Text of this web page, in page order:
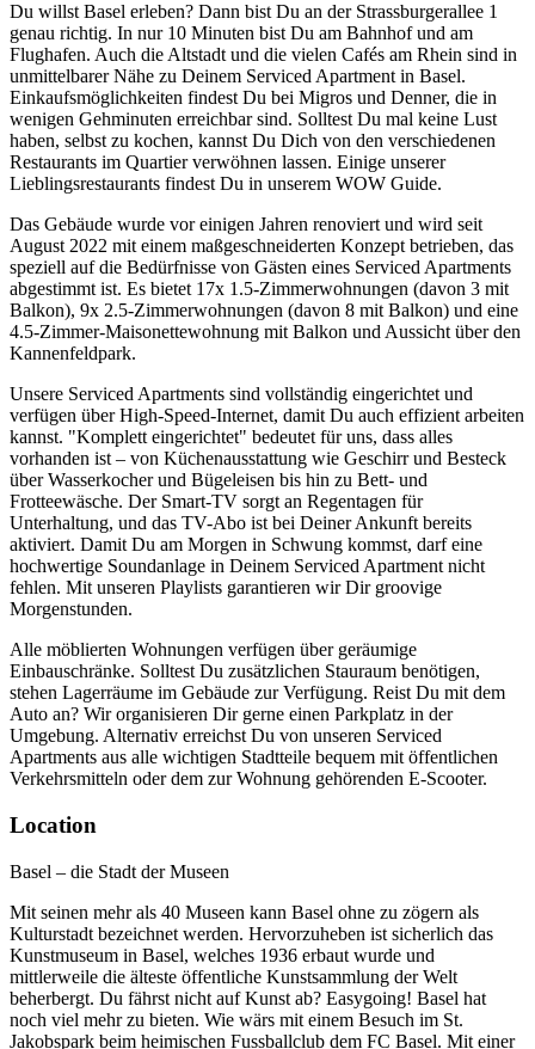
Du willst Basel erleben? Dann bist Du an der Strassburgerallee 1
genau richtig. In nur 10 Minuten bist Du am Bahnhof und am
Flughafen. Auch die Altstadt und die vielen Cafés am Rhein sind in
unmittelbarer Nähe zu Deinem Serviced Apartment in Basel.
Einkaufsmöglichkeiten findest Du bei Migros und Denner, die in
wenigen Gehminuten erreichbar sind. Solltest Du mal keine Lust
haben, selbst zu kochen, kannst Du Dich von den verschiedenen
Restaurants im Quartier verwöhnen lassen. Einige unserer
Lieblingsrestaurants findest Du in unserem WOW Guide.
Das Gebäude wurde vor einigen Jahren renoviert und wird seit
August 2022 mit einem maßgeschneiderten Konzept betrieben, das
speziell auf die Bedürfnisse von Gästen eines Serviced Apartments
abgestimmt ist. Es bietet 17x 1.5-Zimmerwohnungen (davon 3 mit
Balkon), 9x 2.5-Zimmerwohnungen (davon 8 mit Balkon) und eine
4.5-Zimmer-Maisonettewohnung mit Balkon und Aussicht über den
Kannenfeldpark.
Unsere Serviced Apartments sind vollständig eingerichtet und
verfügen über High-Speed-Internet, damit Du auch effizient arbeiten
kannst. "Komplett eingerichtet" bedeutet für uns, dass alles
vorhanden ist – von Küchenausstattung wie Geschirr und Besteck
über Wasserkocher und Bügeleisen bis hin zu Bett- und
Frotteewäsche. Der Smart-TV sorgt an Regentagen für
Unterhaltung, und das TV-Abo ist bei Deiner Ankunft bereits
aktiviert. Damit Du am Morgen in Schwung kommst, darf eine
hochwertige Soundanlage in Deinem Serviced Apartment nicht
fehlen. Mit unseren Playlists garantieren wir Dir groovige
Morgenstunden.
Alle möblierten Wohnungen verfügen über geräumige
Einbauschränke. Solltest Du zusätzlichen Stauraum benötigen,
stehen Lagerräume im Gebäude zur Verfügung. Reist Du mit dem
Auto an? Wir organisieren Dir gerne einen Parkplatz in der
Umgebung. Alternativ erreichst Du von unseren Serviced
Apartments aus alle wichtigen Stadtteile bequem mit öffentlichen
Verkehrsmitteln oder dem zur Wohnung gehörenden E-Scooter.
Location
Basel – die Stadt der Museen
Mit seinen mehr als 40 Museen kann Basel ohne zu zögern als
Kulturstadt bezeichnet werden. Hervorzuheben ist sicherlich das
Kunstmuseum in Basel, welches 1936 erbaut wurde und
mittlerweile die älteste öffentliche Kunstsammlung der Welt
beherbergt. Du fährst nicht auf Kunst ab? Easygoing! Basel hat
noch viel mehr zu bieten. Wie wärs mit einem Besuch im St.
Jakobspark beim heimischen Fussballclub dem FC Basel. Mit einer